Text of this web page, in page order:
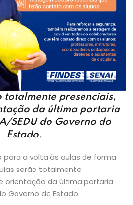
totalmente presenciais,
da última portaria
SEDU do Governo do
Estado.
para a volta às aulas de forma
serão totalmente
orientação da última portaria
Governo do Estado.